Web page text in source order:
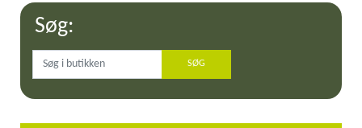
Søg: